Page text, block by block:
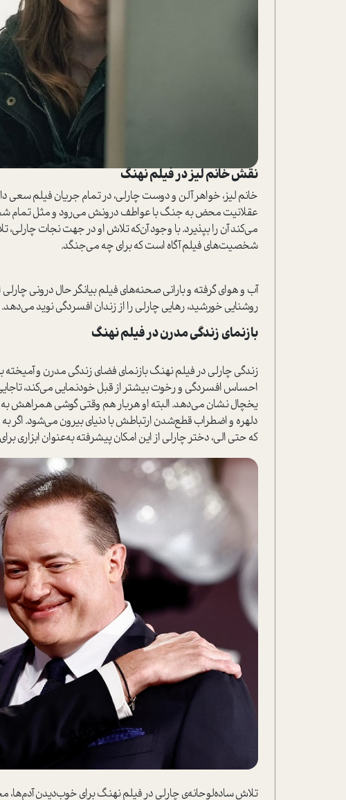
نقش خانم لیز در فیلم نهنگ
خانم لیز، خواهر آلن و دوست چارلی، در تمام جریان فیلم سعی
عقلانیت محض به جنگ با عواطف درونش می‌رود و مثل تمام
می‌کند آن را بپذیرد. با وجود آن‌که تلاش او در جهت نجات چارلی،
شخصیت‌های فیلم آگاه ا‌ست که برای چه می‌جنگد.
آب و هوای گرفته و بارانی صحنه‌های فیلم بیانگر حال درونی
روشنایی خورشید، رهایی چارلی را از زندان افسردگی نوید می‌دهد.
بازنمای زندگی مدرن در فیلم نهنگ
زندگی چارلی در فیلم نهنگ بازنمای فضای زندگی مدرن و آمیخته
احساس افسردگی و رخوت بیشتر از قبل خودنمایی می‌کند،
یخچال نشان می‌دهد. البته او هر‌بار هم وقتی گوشی همراهش
دلهره و اضطراب قطع‌شدن ارتباطش با دنیای بیرون می‌شود. اگر به
که حتی الی، دختر چارلی از این امکان پیشرفته به‌عنوان ابزاری
تلاش ساده‌لوحانه‌ی چارلی در فیلم نهنگ برای خوب‌دیدن